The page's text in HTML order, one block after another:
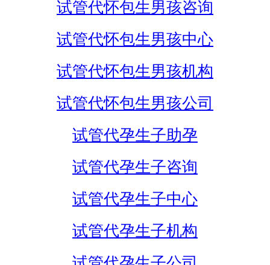
试管代怀包生男孩咨询
试管代怀包生男孩中心
试管代怀包生男孩机构
试管代怀包生男孩公司
试管代孕生子助孕
试管代孕生子咨询
试管代孕生子中心
试管代孕生子机构